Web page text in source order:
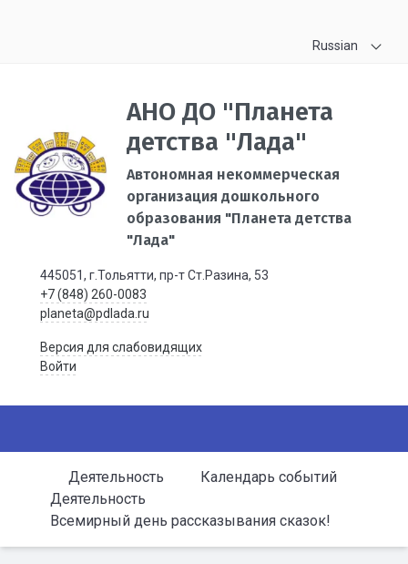
Russian
АНО ДО "Планета
детства "Лада"
Автономная некоммерческая
организация дошкольного
образования "Планета детства
"Лада"
445051, г.Тольятти, пр-т Ст.Разина, 53
+7 (848) 260-0083
planeta@pdlada.ru
Версия для слабовидящих
Войти
Деятельность
Календарь событий
Деятельность
Всемирный день рассказывания сказок!